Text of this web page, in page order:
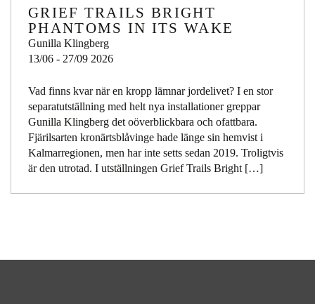
GRIEF TRAILS BRIGHT
PHANTOMS IN ITS WAKE
Gunilla Klingberg
13/06 - 27/09 2026
Vad finns kvar när en kropp lämnar jordelivet? I en stor
separatutställning med helt nya installationer greppar
Gunilla Klingberg det oöverblickbara och ofattbara.
Fjärilsarten kronärtsblåvinge hade länge sin hemvist i
Kalmarregionen, men har inte setts sedan 2019. Troligtvis
är den utrotad. I utställningen Grief Trails Bright […]